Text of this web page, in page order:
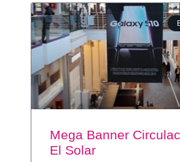
Mega Banner
El Solar